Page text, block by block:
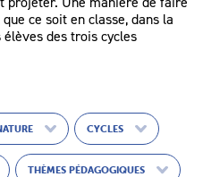
ce soit en classe, dans la
élèves des trois cycles
CYCLES
THÈMES PÉDAGOGIQUES